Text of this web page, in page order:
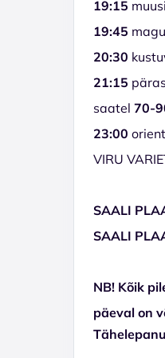
19:15
19:45
20:30
21:15
saatel 70-
23:00
VIRU
SAALI
SAALI
NB! Kõik
päeval on